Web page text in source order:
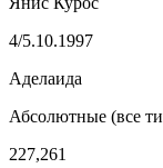
4/5.10.1997
Аделаида
Абсолютные (все
227,261